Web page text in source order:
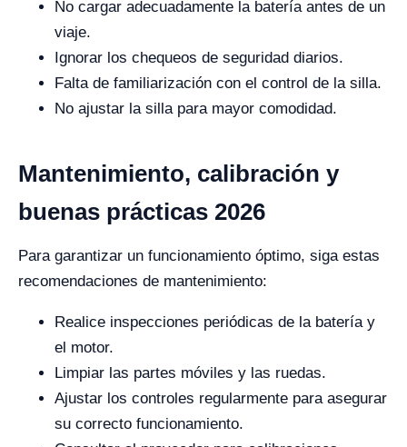
No cargar adecuadamente la batería antes de un
viaje.
Ignorar los chequeos de seguridad diarios.
Falta de familiarización con el control de la silla.
No ajustar la silla para mayor comodidad.
Mantenimiento, calibración y
buenas prácticas 2026
Para garantizar un funcionamiento óptimo, siga estas
recomendaciones de mantenimiento:
Realice inspecciones periódicas de la batería y
el motor.
Limpiar las partes móviles y las ruedas.
Ajustar los controles regularmente para asegurar
su correcto funcionamiento.